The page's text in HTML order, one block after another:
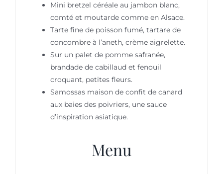
Mini bretzel céréale au jambon blanc,
comté et moutarde comme en Alsace.
Tarte fine de poisson fumé, tartare de
concombre à l’aneth, crème aigrelette.
Sur un palet de pomme safranée,
brandade de cabillaud et fenouil
croquant, petites fleurs.
Samossas maison de confit de canard
aux baies des poivriers, une sauce
d’inspiration asiatique.
Menu